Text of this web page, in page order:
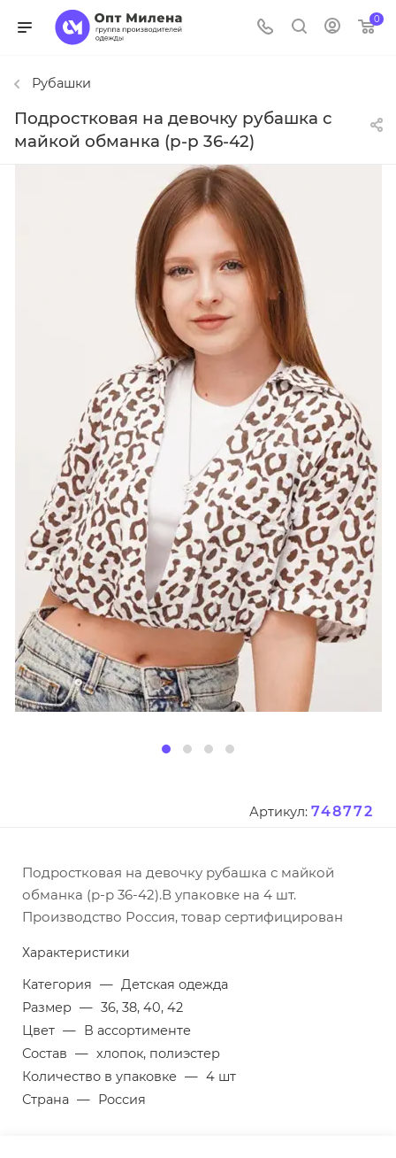
0
Рубашки
Подростковая на девочку рубашка с
майкой обманка (р-р 36-42)
Артикул: 748772
Подростковая на девочку рубашка с майкой
обманка (р-р 36-42).В упаковке на 4 шт.
Производство Россия, товар сертифицирован
Характеристики
Категория — Детская одежда
Размер — 36, 38, 40, 42
Цвет — В ассортименте
Состав — хлопок, полиэстер
Количество в упаковке — 4 шт
Страна — Россия